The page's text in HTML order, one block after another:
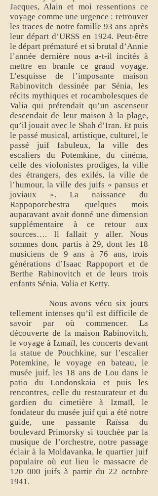
Jacques, Alain et moi ressentions ce
voyage comme une urgence : retrouver
les traces de notre famille 93 ans après
leur départ d’URSS en 1924. Peut-être
le départ prématuré et si brutal d’Annie
l’année dernière nous a-t-il incités à
mettre en branle ce grand voyage.
L’esquisse de l’imposante maison
Rabinovitch dessinée par Sénia, les
récits mythiques et rocambolesques de
Valia qui prétendait qu’un ascenseur
descendait de leur maison à la plage,
qu’il jouait avec le Shah d’Iran. Et puis
le passé musical, artistique, culturel, le
passé juif fabuleux, la ville des
escaliers du Potemkine, du cinéma,
celle des violonistes prodiges, la ville
des étrangers, des exilés, la ville de
l’humour, la ville des juifs « pansus et
joviaux ». La naissance du
Rappoporchestra quelques mois
auparavant avait donné une dimension
supplémentaire à ce retour aux
sources…. Il fallait y aller. Nous
sommes donc partis à 29, dont les 18
musiciens de 9 ans à 76 ans, trois
générations d’Isaac Rappoport et de
Berthe Rabinovitch et de leurs trois
enfants Sénia, Valia et Ketty.
Nous avons vécu six jours
tellement intenses qu’il est difficile de
savoir par où commencer. La
découverte de la maison Rabinovitch,
le voyage à Izmaïl, les concerts devant
la statue de Pouchkine, sur l’escalier
Potemkine, le voyage en bateau, le
musée juif, les 18 ans de Lou dans le
patio du Londonskaia et puis les
rencontres, celle du restaurateur et du
gardien du cimetière à Izmaïl, le
fondateur du musée juif qui a été notre
guide, une passante Raïssa du
boulevard Primorsky si touchée par la
musique de l’orchestre, notre passage
éclair à la Moldavanka, le quartier juif
populaire où eut lieu le massacre de
120 000 juifs à partir du 22 octobre
1941.